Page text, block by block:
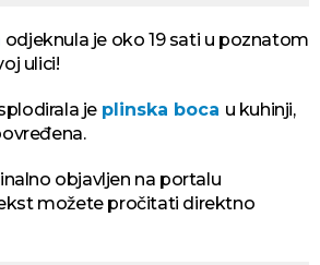
odjeknula je oko 19 sati u poznatom
ulici!
je plinska boca u kuhinji,
objavljen na portalu
možete pročitati direktno